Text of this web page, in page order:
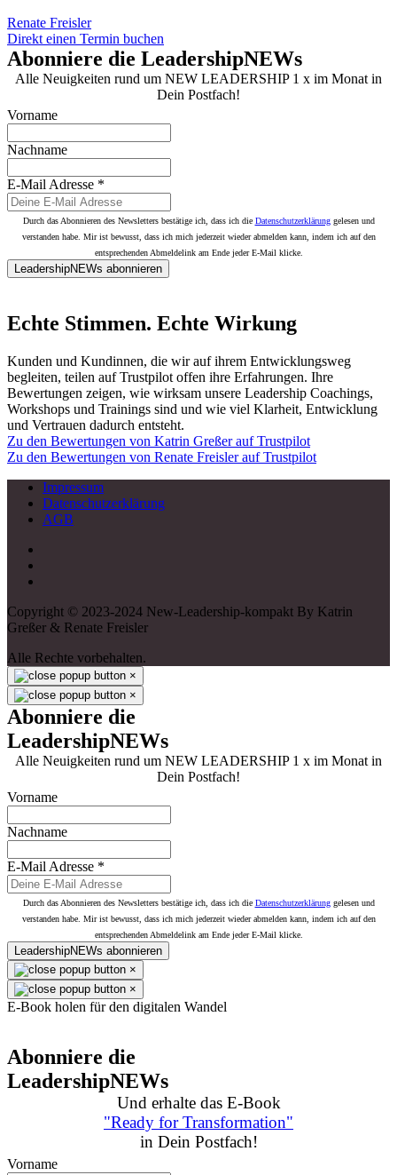
Renate Freisler
Direkt einen Termin buchen
Abonniere die LeadershipNEWs
Alle Neuigkeiten rund um NEW LEADERSHIP 1 x im Monat in
Dein Postfach!
Vorname
Nachname
E-Mail Adresse *
Durch das Abonnieren des Newsletters bestätige ich, dass ich die Datenschutzerklärunggelesen und
verstanden habe. Mir ist bewusst, dass ich mich jederzeit wieder abmelden kann, indem ich auf den
entsprechenden Abmeldelink am Ende jeder E-Mail klicke.
LeadershipNEWs abonnieren
Echte Stimmen. Echte Wirkung
Kunden und Kundinnen, die wir auf ihrem Entwicklungsweg
begleiten, teilen auf Trustpilot offen ihre Erfahrungen. Ihre
Bewertungen zeigen, wie wirksam unsere Leadership Coachings,
Workshops und Trainings sind und wie viel Klarheit, Entwicklung
und Vertrauen dadurch entsteht.
Zu den Bewertungen von Katrin Greßer auf Trustpilot
Zu den Bewertungen von Renate Freisler auf Trustpilot
Impressum
Datenschutzerklärung
AGB
Copyright © 2023-2024 New-Leadership-kompakt By Katrin
Greßer & Renate Freisler
Alle Rechte vorbehalten.
×
×
Abonniere die
LeadershipNEWs
Alle Neuigkeiten rund um NEW LEADERSHIP 1 x im Monat in
Dein Postfach!
Vorname
Nachname
E-Mail Adresse *
Durch das Abonnieren des Newsletters bestätige ich, dass ich die Datenschutzerklärunggelesen und
verstanden habe. Mir ist bewusst, dass ich mich jederzeit wieder abmelden kann, indem ich auf den
entsprechenden Abmeldelink am Ende jeder E-Mail klicke.
LeadershipNEWs abonnieren
×
×
E-Book holen für den digitalen Wandel
Abonniere die
LeadershipNEWs
Und erhalte das E-Book
"Ready for Transformation"
in Dein Postfach!
Vorname